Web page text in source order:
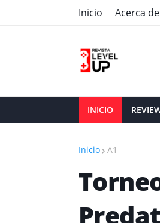
Inicio Acerca
INICIO
Inicio A1